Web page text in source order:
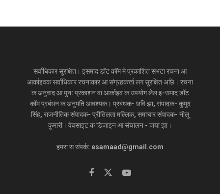
सर्वाधिकार सुरक्षित। इसमाद डॉट कॉम मे प्रकाशित सभटा रचना आ
आर्काइवक सर्वाधिकार रचनाकार आ संग्रहकर्त्ता लग सुरक्षित अछि। रचना
क अनुवाद आ पुन: प्रकाशन वा आर्काइव क उपयोग लेल इ-समाद डॉट
कॉम प्रबंधन क अनुमति आवश्यक। प्रबंधक- छवि झा, संपादक- कुमुद
सिंह, राजनीतिक संपादक- प्रीतिलता मल्लिक, समाचार संपादक- नीलू
कुमारी। वेवसाइट क डिजाइन आ संचालन - जया झा।
हमरा स संपर्क: esamaad@gmail.com